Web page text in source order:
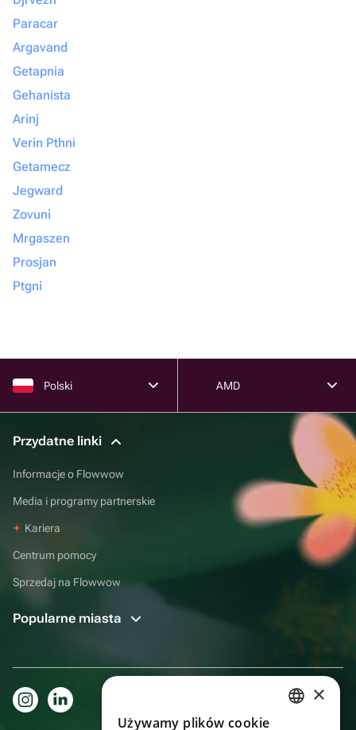
Paracar
Argavand
Getapnia
Gehanista
Arinj
Verin Pthni
Getamecz
Jegward
Zovuni
Mrgaszen
Prosjan
Ptgni
Polski AMD
Przydatne linki
Informacje o Flowwow
Media i programy partnerskie
Kariera
Centrum pomocy
Sprzedaj na Flowwow
Popularne miasta
×
Używamy plików cookie